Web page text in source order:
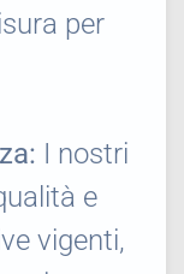
per
I nostri
e
vigenti,